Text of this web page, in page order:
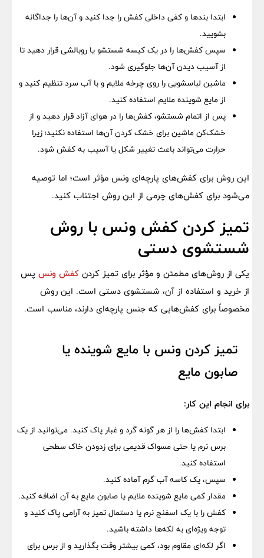
ابتدا بندها و کفی داخلی کفش را جدا کنید و آن‌ها را جداگانه
بشویید.
سپس کفش‌ها را در یک کیسه شستشو یا روبالشی قرار دهید تا
از آسیب دیدن آن‌ها جلوگیری شود.
ماشین لباسشویی را روی چرخه ملایم و با آب سرد تنظیم کنید و
از مایع شوینده ملایم استفاده کنید.
پس از اتمام شستشو، کفش‌ها را در هوای آزاد قرار دهید و از
خشک‌کن ماشین برای خشک کردن آن‌ها استفاده نکنید؛ زیرا
حرارت می‌تواند باعث تغییر شکل یا آسیب به کفش شود.
این روش برای کفش‌های پارچه‌ای ونس مؤثر است؛ اما توصیه
می‌شود برای کفش‌های چرمی از این روش اجتناب کنید.
تمیز کردن کفش ونس با روش
شستشوی دستی
یکی از روش‌های مطمئن و مؤثر برای تمیز کردن کفش‌ ونس پس
از خرید و استفاده از آن، شستشوی دستی است. این روش
مخصوصاً برای کفش‌هایی که جنس پارچه‌ای دارند، مناسب است.
تمیز کردن ونس با مایع شوینده یا
صابون مایع
برای انجام این کار:
ابتدا کفش‌ها را از هر گونه گرد و غبار پاک کنید. می‌توانید از یک
برس نرم یا حتی مسواک قدیمی برای زدودن خاک سطحی
استفاده کنید.
سپس، یک کاسه آب گرم آماده کنید.
مقدار کمی مایع شوینده ملایم یا صابون مایع به آن اضافه کنید.
کفشرا با یک اسفنج نرم یا دستمال تمیز به آرامی پاک کنید و
توجه ویژه‌ای به لکه‌ها داشته باشید.
اگر لکه‌ای مقاوم بود، کمی بیشتر وقت بگذارید و از برس برای